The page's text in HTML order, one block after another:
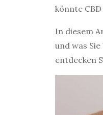
könnte
In diesem
und was
entdecken